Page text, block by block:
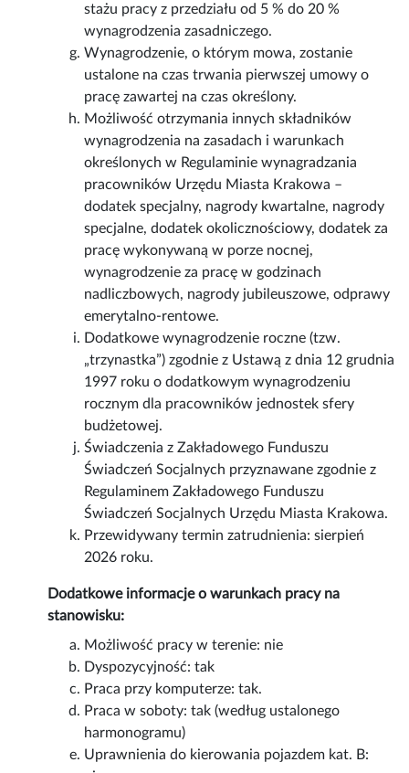
stażu pracy z przedziału od 5 % do 20 %
wynagrodzenia zasadniczego.
Wynagrodzenie, o którym mowa, zostanie
ustalone na czas trwania pierwszej umowy o
pracę zawartej na czas określony.
Możliwość otrzymania innych składników
wynagrodzenia na zasadach i warunkach
określonych w Regulaminie wynagradzania
pracowników Urzędu Miasta Krakowa –
dodatek specjalny, nagrody kwartalne, nagrody
specjalne, dodatek okolicznościowy, dodatek za
pracę wykonywaną w porze nocnej,
wynagrodzenie za pracę w godzinach
nadliczbowych, nagrody jubileuszowe, odprawy
emerytalno-rentowe.
Dodatkowe wynagrodzenie roczne (tzw.
„trzynastka”) zgodnie z Ustawą z dnia 12 grudnia
1997 roku o dodatkowym wynagrodzeniu
rocznym dla pracowników jednostek sfery
budżetowej.
Świadczenia z Zakładowego Funduszu
Świadczeń Socjalnych przyznawane zgodnie z
Regulaminem Zakładowego Funduszu
Świadczeń Socjalnych Urzędu Miasta Krakowa.
Przewidywany termin zatrudnienia: sierpień
2026 roku.
Dodatkowe informacje o warunkach pracy na
stanowisku:
Możliwość pracy w terenie: nie
Dyspozycyjność: tak
Praca przy komputerze: tak.
Praca w soboty: tak (według ustalonego
harmonogramu)
Uprawnienia do kierowania pojazdem kat. B: